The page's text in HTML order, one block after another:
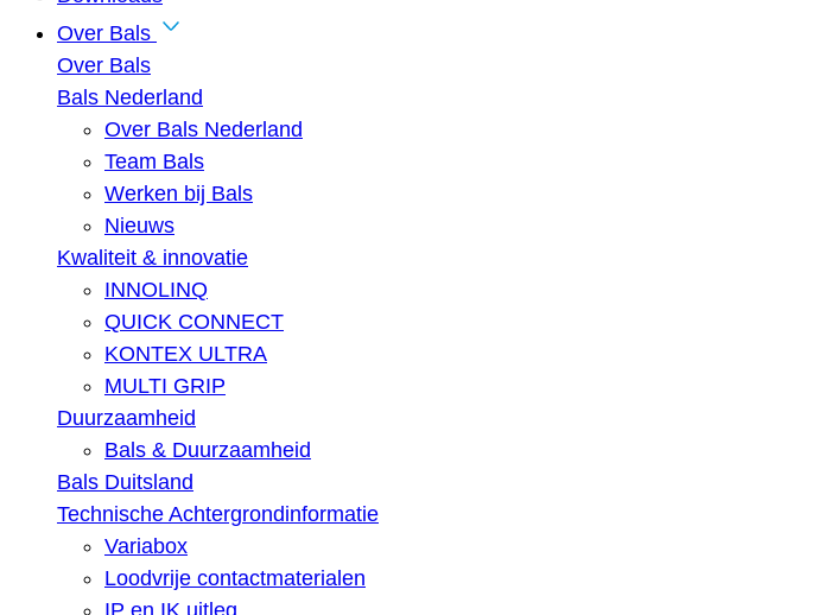
Over Bals
Over Bals
Bals Nederland
Over Bals Nederland
Team Bals
Werken bij Bals
Nieuws
Kwaliteit & innovatie
INNOLINQ
QUICK CONNECT
KONTEX ULTRA
MULTI GRIP
Duurzaamheid
Bals & Duurzaamheid
Bals Duitsland
Technische Achtergrondinformatie
Variabox
Loodvrije contactmaterialen